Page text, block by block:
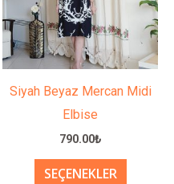
Siyah Beyaz Mercan Midi
Elbise
790.00₺
SEÇENEKLER
var.
ürün